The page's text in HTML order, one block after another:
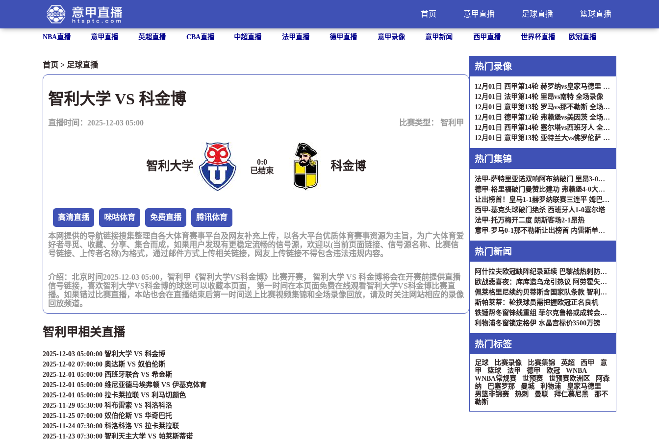
首页 意甲直播 足球直播 篮球直播
NBA直播 意甲直播 英超直播 CBA直播 中超直播 法甲直播 德甲直播 意甲录像 意甲新闻 西甲直播 世界杯直播 欧冠直播
首页 > 足球直播
智利大学 VS 科金博
直播时间：2025-12-03 05:00 比赛类型： 智利甲
智利大学 0:0
已结束
科金博
高清直播 咪咕体育 免费直播 腾讯体育
本网提供的导航链接搜集整理自各大体育赛事平台及网友补充上传，以各大平台优质体育赛事资源为主旨，为广大体育爱
好者寻觅、收藏、分享、集合而成，如果用户发现有更稳定流畅的信号源，欢迎以(当前页面链接、信号源名称、比赛信
号链接、上传者名称)为格式，通过邮件方式上传相关链接，网友上传链接不得包含违法违规内容。
介绍：北京时间2025-12-03 05:00，智利甲《智利大学VS科金博》比赛开赛， 智利大学 VS 科金博将会在开赛前提供直播
信号链接，喜欢智利大学VS科金博的球迷可以收藏本页面， 第一时间在本页面免费在线观看智利大学VS科金博比赛直
播。如果错过比赛直播，本站也会在直播结束后第一时间送上比赛视频集锦和全场录像回放，请及时关注网站相应的录像
回放频道。
智利甲相关直播
2025-12-03 05:00:00 智利大学 VS 科金博
2025-12-02 07:00:00 奥达斯 VS 奴伯伦斯
2025-12-01 05:00:00 西班牙联合 VS 希金斯
2025-12-01 05:00:00 维尼亚德马埃弗顿 VS 伊基克体育
2025-12-01 05:00:00 拉卡莱拉联 VS 利马切颜色
2025-11-29 05:30:00 科布雷索 VS 科洛科洛
2025-11-25 07:00:00 奴伯伦斯 VS 华奇巴托
2025-11-24 07:30:00 科洛科洛 VS 拉卡莱拉联
2025-11-23 07:30:00 智利天主大学 VS 帕莱斯蒂诺
热门录像
12月01日 西甲第14轮 赫罗纳vs皇家马德里 全场录像
12月01日 法甲第14轮 里昂vs南特 全场录像
12月01日 意甲第13轮 罗马vs那不勒斯 全场录像
12月01日 德甲第12轮 弗赖堡vs美因茨 全场录像
12月01日 西甲第14轮 塞尔塔vs西班牙人 全场录像
12月01日 意甲第13轮 亚特兰大vs佛罗伦萨 全场录像
热门集锦
法甲-萨特里亚诺双响阿布纳破门 里昂3-0完胜十人南特
德甲-格里福破门曼赞比建功 弗赖堡4-0大胜十人美因茨
让出榜首！皇马1-1赫罗纳联赛三连平 姆巴佩点射维尼修斯造点
西甲-基克头球破门绝杀 西班牙人1-0塞尔塔
法甲-托万梅开二度 朗斯客场2-1昂热
意甲-罗马0-1那不勒斯让出榜首 内雷斯单刀制胜霍伊伦助攻
热门新闻
阿什拉夫欧冠缺阵纪录延续 巴黎战热刺防线面临考验
欧战悲喜夜：库库造乌龙引热议 阿劳霍失误葬送好局
佩莱格里尼续约贝蒂斯含国家队条款 智利执教梦想获制度保障
斯帕莱蒂：轮换球员需把握欧冠正名良机
铁锤帮冬窗锋线重组 菲尔克鲁格或成转会筹码
利物浦冬窗锁定格伊 水晶宫标价3500万镑
热门标签
足球 比赛录像 比赛集锦 英超 西甲
意
甲
篮球 法甲 德甲 欧冠
WNBA
WNBA常规赛
世预赛 世预赛欧洲区
阿森
纳
巴塞罗那 曼城 利物浦
皇家马德里
男篮非锦赛
热刺 曼联 拜仁慕尼黑
那不
勒斯